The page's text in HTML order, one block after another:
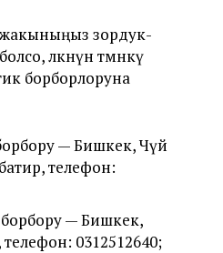
зордук-
өлкөнүн төмөнкү
борборлоруна
— Бишкек, Чүй
телефон:
— Бишкек,
телефон: 0312512640;